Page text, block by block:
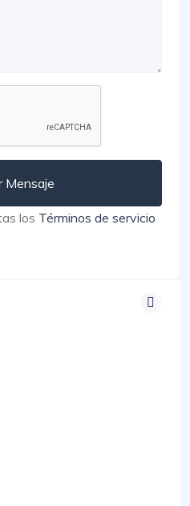
Mensaje
los Términos de servicio